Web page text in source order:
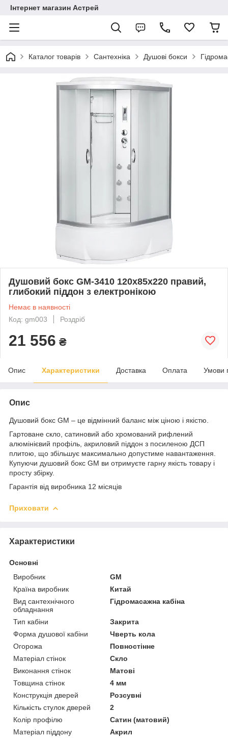
Інтернет магазин Астрей
Каталог товарів Сантехніка Душові бокси
Душовий бокс GM-3410 120x85x220 правий,
глибокий піддон з електронікою
Немає в наявності
Код: gm003
Роздріб
21 556 ₴
Опис Характеристики Доставка Оплата Умови
Опис
Душовий бокс GM – це відмінний баланс між ціною і якістю.
Гартоване скло, сатиновий або хромований рифлений
алюмінієвий профіль, акриловий піддон з посиленою ДСП
плитою, що збільшує максимально допустиме навантаження.
Купуючи душовий бокс GM ви отримуєте гарну якість товару і
просту збірку.
Гарантія від виробника 12 місяців
Приховати
Характеристики
Основні
Виробник
GM
Країна виробник
Китай
Вид сантехнічного
обладнання
Гідромасажна кабіна
Тип кабіни
Закрита
Форма душової кабіни
Чверть кола
Огорожа
Повностінне
Матеріал стінок
Скло
Виконання стінок
Матові
Товщина стінок
4 мм
Конструкція дверей
Розсувні
Кількість стулок дверей
2
Колір профілю
Сатин (матовий)
Матеріал піддону
Акрил